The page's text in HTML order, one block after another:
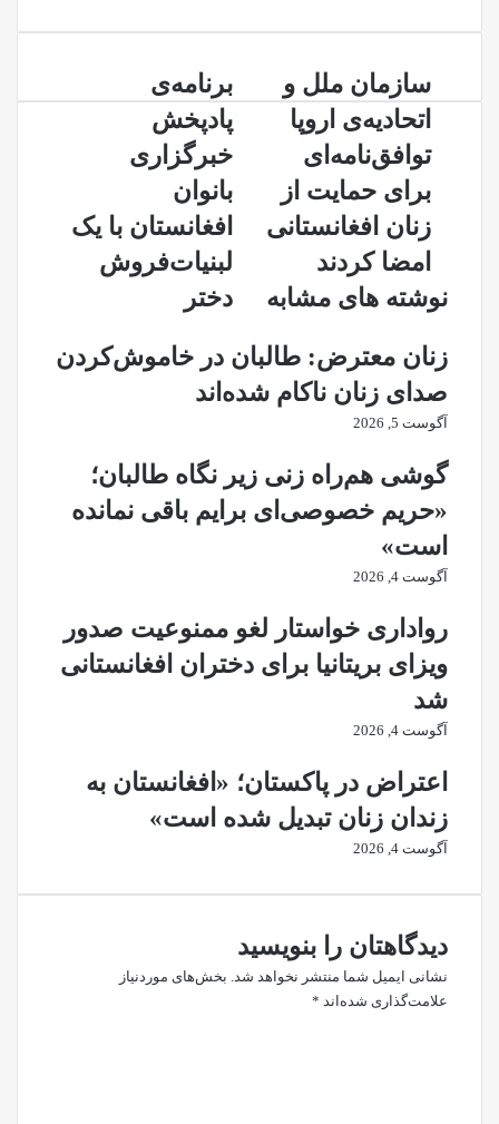
را
کنید
برنامه‌ی
پادپخش
خبرگزاری
بانوان
افغانستان
با
یک
لبنیات‌فروش
دختر
برنامه‌ی
پادپخش
خبرگزاری
بانوان
افغانستان با یک
لبنیات‌فروش
دختر
سازمان
ملل
اتحادیه‌ی
اروپا
توافق‌نامه‌ای
برای
حمایت
از
زنان
افغانستانی
کردند
سازمان ملل و
اتحادیه‌ی اروپا
توافق‌نامه‌ای
برای حمایت از
زنان افغانستانی
امضا کردند
نوشته های مشابه
زنان معترض: طالبان در خاموش‌کردن
صدای زنان ناکام شده‌اند
آگوست 5, 2026
گوشی هم‌راه زنی زیر نگاه طالبان؛
«حریم خصوصی‌ای برایم باقی نمانده
است»
آگوست 4, 2026
رواداری خواستار لغو ممنوعیت صدور
ویزای بریتانیا برای دختران افغانستانی
شد
آگوست 4, 2026
اعتراض در پاکستان؛ «افغانستان به
زندان زنان تبدیل شده است»
آگوست 4, 2026
دیدگاهتان را بنویسید
نشانی ایمیل شما منتشر نخواهد شد. بخش‌های موردنیاز
علامت‌گذاری شده‌اند *